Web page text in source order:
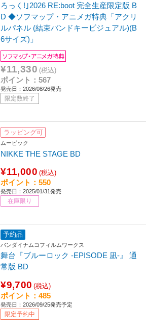
ろっく!｣2026 RE:boot 完全生産限定版 B
D ◆ソフマップ・アニメガ特典「アクリ
ルパネル (結束バンドキービジュアル)(B
6サイズ)」
ソフマップ・アニメガ特典
¥11,330 (税込)
ポイント：567
発売日：2026/08/26発売
限定数終了
ラッピング可
ムービック
NIKKE THE STAGE BD
¥11,000 (税込)
ポイント：550
発売日：2025/01/31発売
在庫限り
予約品
バンダイナムコフィルムワークス
舞台『ブルーロック -EPISODE 凪-』 通
常版 BD
¥9,700 (税込)
ポイント：485
発売日：2026/09/25発売予定
限定予約中